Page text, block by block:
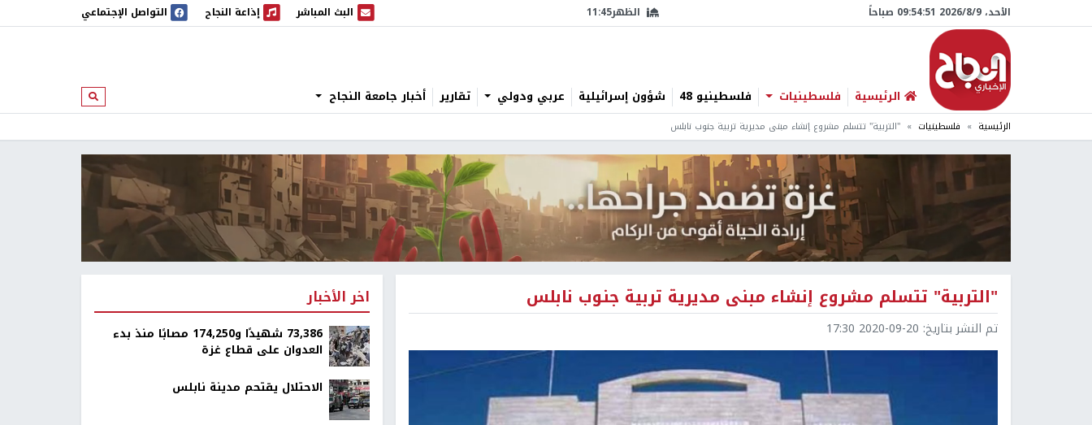
الأحد، 9/‏8/‏2026 09:54:52 صباحاً الظهر11:45 البث المباشر
البث المباشر إذاعة النجاح
إذاعة النجاح التواصل الإجتماعي
الرئيسية فلسطينيات فلسطينيو 48 شؤون إسرائيلية عربي ودولي تقارير أخبار جامعة النجاح ابحث
الرئيسية فلسطينيات "التربية" تتسلم مشروع إنشاء مبنى مديرية تربية جنوب نابلس
"التربية" تتسلم مشروع إنشاء مبنى مديرية تربية جنوب نابلس
تم النشر بتاريخ: 2020-09-20 17:30
اخر الأخبار
73,386 شهيدًا و174,250 مصابًا منذ بدء
العدوان على قطاع غزة
الاحتلال يقتحم مدينة نابلس